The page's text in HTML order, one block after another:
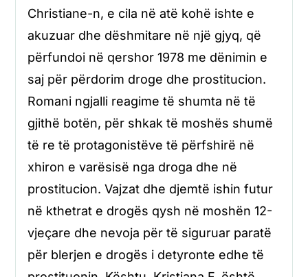
Christiane-n, e cila në atë kohë ishte e
akuzuar dhe dëshmitare në një gjyq, që
përfundoi në qershor 1978 me dënimin e
saj për përdorim droge dhe prostitucion.
Romani ngjalli reagime të shumta në të
gjithë botën, për shkak të moshës shumë
të re të protagonistëve të përfshirë në
xhiron e varësisë nga droga dhe në
prostitucion. Vajzat dhe djemtë ishin futur
në kthetrat e drogës qysh në moshën 12-
vjeçare dhe nevoja për të siguruar paratë
për blerjen e drogës i detyronte edhe të